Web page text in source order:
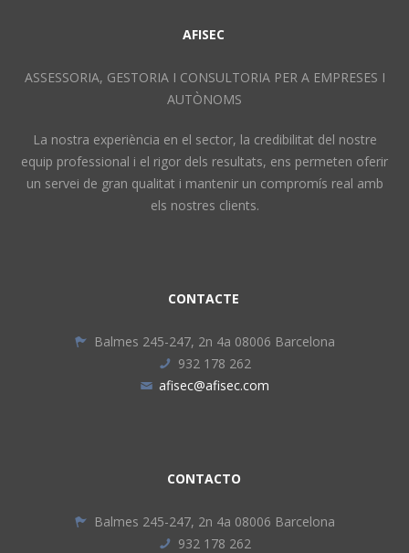
AFISEC
ASSESSORIA, GESTORIA I CONSULTORIA PER A EMPRESES I
AUTÒNOMS
La nostra experiència en el sector, la credibilitat del nostre
equip professional i el rigor dels resultats, ens permeten oferir
un servei de gran qualitat i mantenir un compromís real amb
els nostres clients.
CONTACTE
Balmes 245-247, 2n 4a 08006 Barcelona
932 178 262
afisec@afisec.com
CONTACTO
Balmes 245-247, 2n 4a 08006 Barcelona
932 178 262